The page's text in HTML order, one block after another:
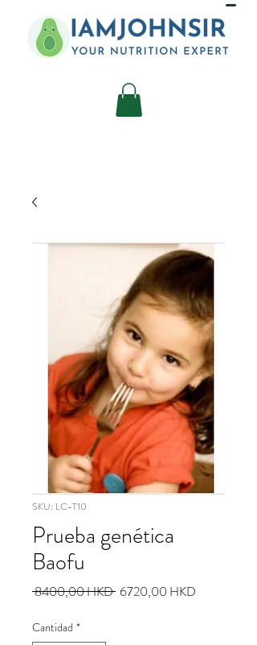
SKU: LC-T10
Prueba genética
Baofu
8400,00 HKD Precio
6720,00 HKD
Cantidad *